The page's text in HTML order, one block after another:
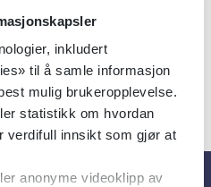
inkludert
til å samle informasjon
mulig brukeropplevelse.
statistikk om hvordan
verdifull innsikt som gjør at
anonyme videoklipp av